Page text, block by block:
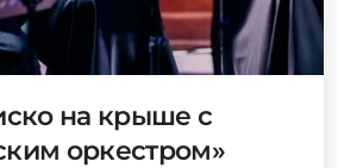
на крыше с
оркестром»